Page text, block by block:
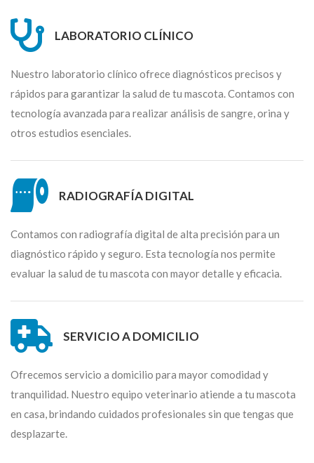
LABORATORIO CLÍNICO
Nuestro laboratorio clínico ofrece diagnósticos precisos y
rápidos para garantizar la salud de tu mascota. Contamos con
tecnología avanzada para realizar análisis de sangre, orina y
otros estudios esenciales.
RADIOGRAFÍA DIGITAL
Contamos con radiografía digital de alta precisión para un
diagnóstico rápido y seguro. Esta tecnología nos permite
evaluar la salud de tu mascota con mayor detalle y eficacia.
SERVICIO A DOMICILIO
Ofrecemos servicio a domicilio para mayor comodidad y
tranquilidad. Nuestro equipo veterinario atiende a tu mascota
en casa, brindando cuidados profesionales sin que tengas que
desplazarte.